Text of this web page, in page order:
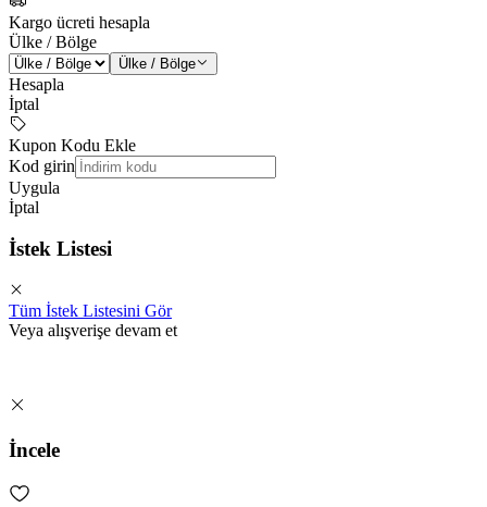
Kargo ücreti hesapla
Ülke / Bölge
Ülke / Bölge
Hesapla
İptal
Kupon Kodu Ekle
Kod girin
Uygula
İptal
İstek Listesi
Tüm İstek Listesini Gör
Veya alışverişe devam et
İncele